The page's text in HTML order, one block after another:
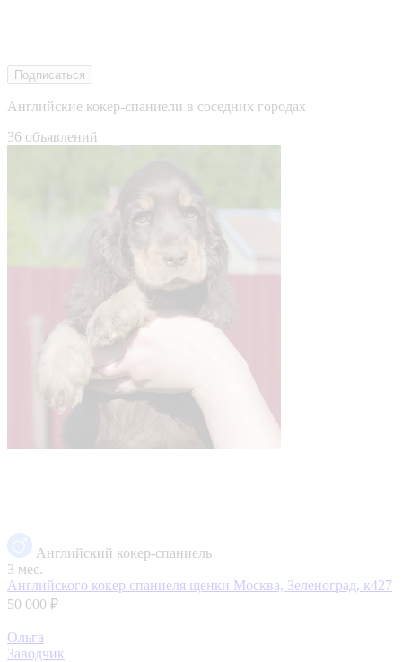
Подписаться
Английские кокер-спаниели в соседних городах
36 объявлений
Английский кокер-спаниель
3 мес.
Английского кокер спаниеля щенки Москва, Зеленоград, к427
50 000 ₽
Ольга
Заводчик